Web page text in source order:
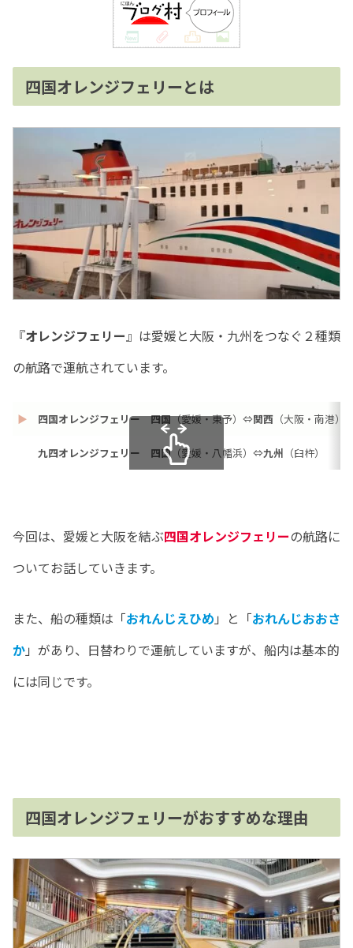
四国オレンジフェリーとは
『オレンジフェリー 』は愛媛と大阪・九州をつなぐ２種類
の航路で運航されています。
▶ 四国オレンジフェリー 四国（愛媛・東予）⇔関西 （大阪・南港）
九四オレンジフェリー 四国（愛媛・八幡浜）⇔九州 （臼杵）
今回は、愛媛と大阪を結ぶ四国オレンジフェリーの航路に
ついてお話していきます。
また、船の種類は「おれんじえひめ 」と「おれんじおおさ
か」があり、日替わりで運航していますが、船内は基本的
には同じです。
四国オレンジフェリーがおすすめな理由